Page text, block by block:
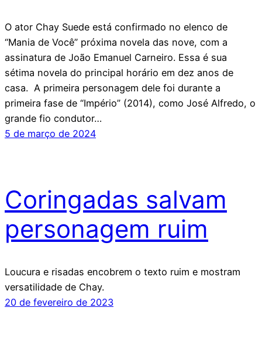
O ator Chay Suede está confirmado no elenco de
“Mania de Você” próxima novela das nove, com a
assinatura de João Emanuel Carneiro. Essa é sua
sétima novela do principal horário em dez anos de
casa. A primeira personagem dele foi durante a
primeira fase de “Império” (2014), como José Alfredo, o
grande fio condutor…
5 de março de 2024
Coringadas salvam
personagem ruim
Loucura e risadas encobrem o texto ruim e mostram
versatilidade de Chay.
20 de fevereiro de 2023